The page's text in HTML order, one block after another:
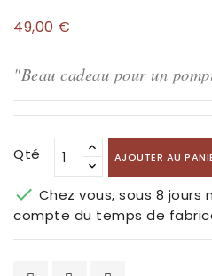
49,00 €
"Beau cadeau pour un
Qté AJOUTER AU
 Chez vous, sous 8 jours
compte du temps de